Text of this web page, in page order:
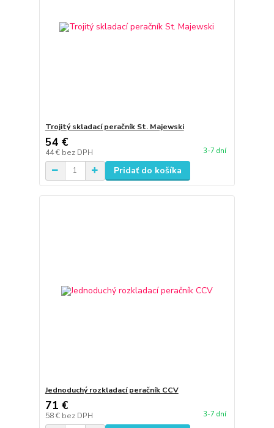
Trojitý skladací peračník St. Majewski
54 €
44 € bez DPH 3-7 dní
Pridať do košíka
Jednoduchý rozkladací peračník CCV
71 €
58 € bez DPH 3-7 dní